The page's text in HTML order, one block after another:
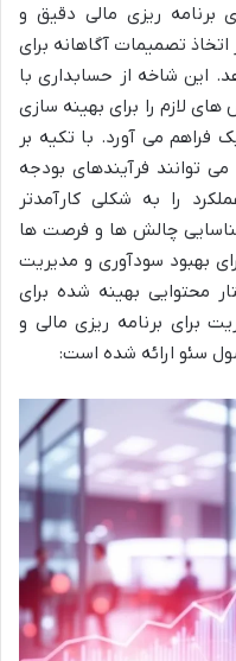
برنامه ریزی مالی دقیق و
تصمیمات آگاهانه برای
این شاخه از حسابداری با
لازم را برای بهینه سازی
فراهم می آورد. با تکیه بر
توانند فرآیندهای بودجه
را به شکلی کارآمدتر
چالش ها و فرصت ها
بهبود سودآوری و مدیریت
محتوایی بهینه شده برای
برای برنامه ریزی مالی و
سئو ارائه شده است: